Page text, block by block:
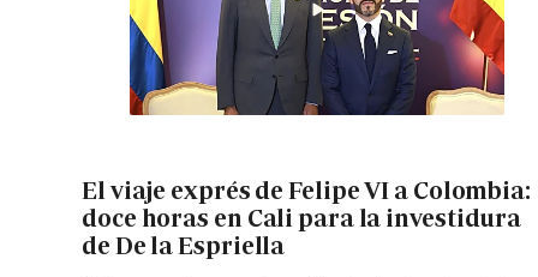
El viaje exprés de Felipe VI a Colombia:
doce horas en Cali para la investidura
de De la Espriella